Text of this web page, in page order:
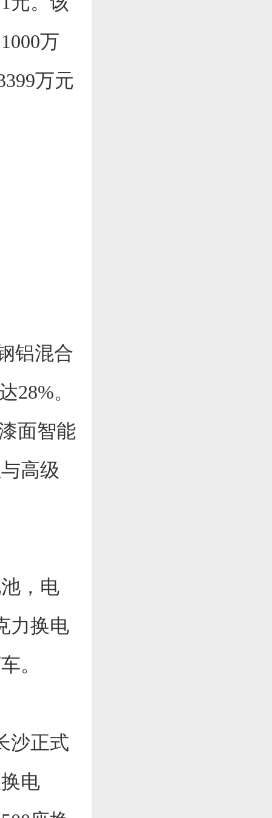
万
万元
铝混合
28%。
面智能
高级
，电
力换电
。
沙正式
电